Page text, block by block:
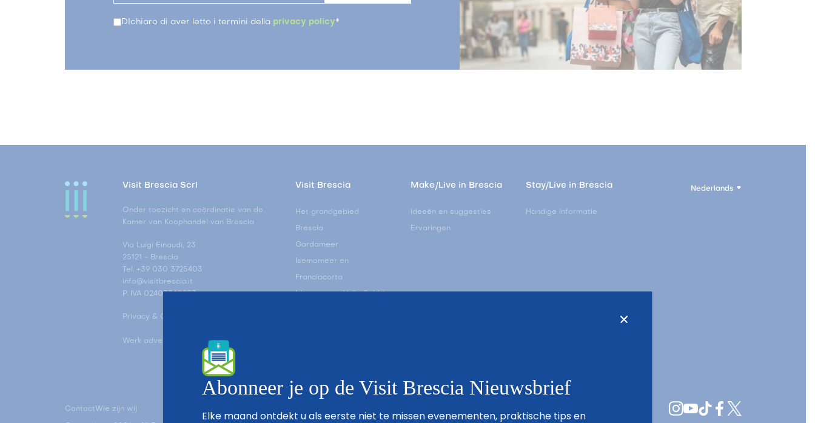
DIchiaro di aver letto i termini della privacy policy*
Nederlands
Visit Brescia Scrl
Onder toezicht en coördinatie van de
Kamer van Koophandel van Brescia
Via Luigi Einaudi, 23
25121 - Brescia
Tel. +39 030 3725403
info@visitbrescia.it
P. IVA 02403340983
Privacy & Cookie Policy
Werk advertentie tracking-instellingen bij
Visit Brescia
Het grondgebied
Brescia
Gardameer
Isemomeer en
Franciacorta
Idromeer en Valle Sabbia
Make/Live in Brescia
Ideeën en suggesties
Ervaringen
Stay/Live in Brescia
Handige informatie
ContactWie zijn wij
Abonneer je op de Visit Brescia Nieuwsbrief
Elke maand ontdekt u als eerste niet te missen evenementen, praktische tips en